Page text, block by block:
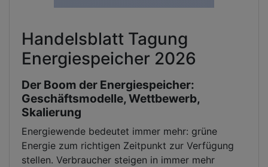
Handelsblatt Tagung
Energiespeicher 2026
Der Boom der Energiespeicher:
Geschäftsmodelle, Wettbewerb,
Skalierung
Energiewende bedeutet immer mehr: grüne
Energie zum richtigen Zeitpunkt zur Verfügung
stellen. Verbraucher steigen in immer mehr